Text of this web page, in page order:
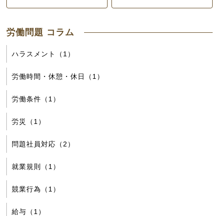
労働問題 コラム
ハラスメント（1）
労働時間・休憩・休日（1）
労働条件（1）
労災（1）
問題社員対応（2）
就業規則（1）
競業行為（1）
給与（1）